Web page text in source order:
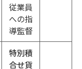
従業員
への指
導監督
特別積
合せ貨